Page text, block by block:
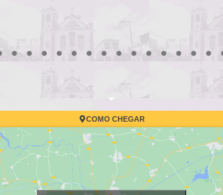
COMO CHEGAR